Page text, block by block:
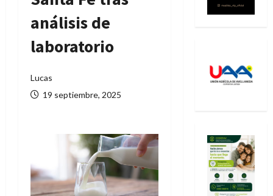
análisis de
laboratorio
Lucas
19 septiembre, 2025